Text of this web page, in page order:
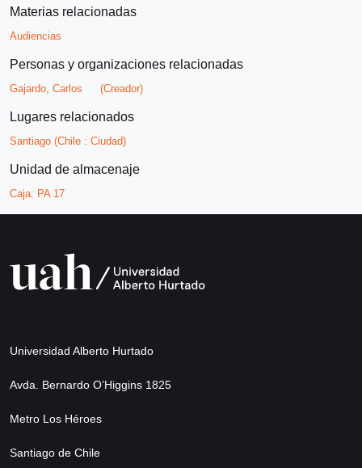
Materias relacionadas
Audiencias
Personas y organizaciones relacionadas
Gajardo, Carlos (Creador)
Lugares relacionados
Santiago (Chile : Ciudad)
Unidad de almacenaje
Caja: PA 17
Universidad Alberto Hurtado
Avda. Bernardo O’Higgins 1825
Metro Los Héroes
Santiago de Chile